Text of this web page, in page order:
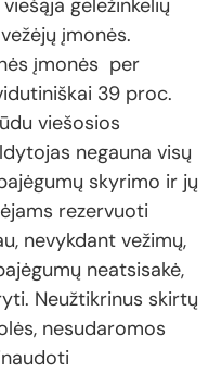
geležinkelių
įmonės.
įmonės per
39 proc.
viešosios
negauna visų
skyrimo ir jų
rezervuoti
nevykdant vežimų,
neatsisakė,
Neužtikrinus skirtų
nesudaromos